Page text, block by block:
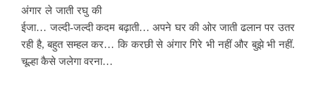
अंगार ले जाती रघु की
ईजा… जल्दी-जल्दी कदम बढ़ाती… अपने घर की ओर जाती ढलान पर उतर
रही है, बहुत सम्हल कर… कि करछी से अंगार गिरे भी नहीं और बुझे भी नहीं.
चूल्हा कैसे जलेगा वरना…